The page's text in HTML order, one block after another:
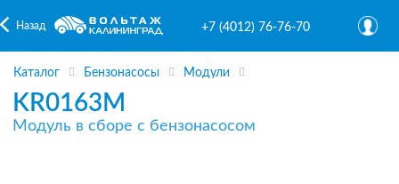
Назад +7 (4012) 76-76-70
Каталог Бензонасосы Модули
KR0163M
Модуль в сборе с бензонасосом